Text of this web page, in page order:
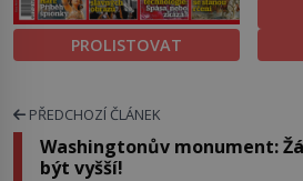
PROLISTOVAT
PŘEDCHOZÍ ČLÁNEK
Washingtonův monument:
být vyšší!